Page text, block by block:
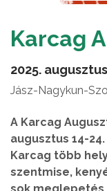
Karcag
2025.
Jász-Nagykun-
A Karcag
augusztus 14-
Karcag több
szentmise,